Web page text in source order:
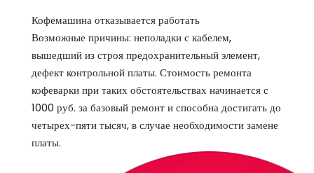
Кофемашина отказывается работать
Возможные причины: неполадки с кабелем,
вышедший из строя предохранительный элемент,
дефект контрольной платы. Стоимость ремонта
кофеварки при таких обстоятельствах начинается с
1000 руб. за базовый ремонт и способна достигать до
четырех-пяти тысяч, в случае необходимости замене
платы.